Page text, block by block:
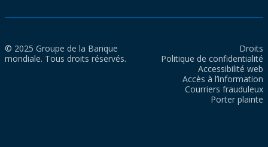
© 2025 Groupe de la Banque
mondiale. Tous droits réservés.
Droits
Politique de confidentialité
Accessibilité web
Accès à l’information
Courriers frauduleux
Porter plainte